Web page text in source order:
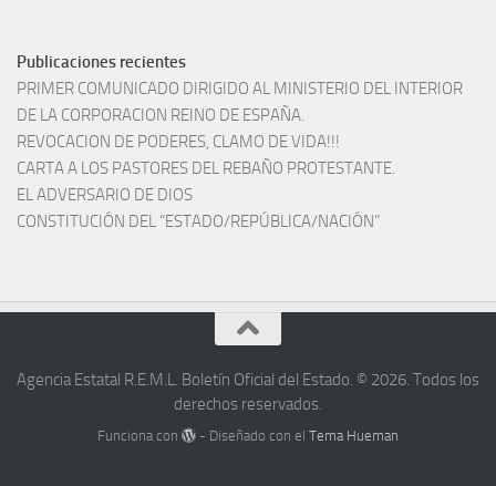
Publicaciones recientes
PRIMER COMUNICADO DIRIGIDO AL MINISTERIO DEL INTERIOR
DE LA CORPORACION REINO DE ESPAÑA.
REVOCACION DE PODERES, CLAMO DE VIDA!!!
CARTA A LOS PASTORES DEL REBAÑO PROTESTANTE.
EL ADVERSARIO DE DIOS
CONSTITUCIÓN DEL “ESTADO/REPÚBLICA/NACIÓN”
Agencia Estatal R.E.M.L. Boletín Oficial del Estado. © 2026. Todos los
derechos reservados.
Funciona con - Diseñado con elTema Hueman